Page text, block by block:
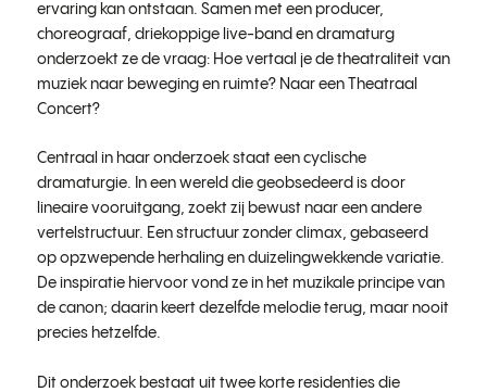
ervaring kan ontstaan. Samen met een producer,
choreograaf, driekoppige live-band en dramaturg
onderzoekt ze de vraag: Hoe vertaal je de theatraliteit van
muziek naar beweging en ruimte? Naar een Theatraal
Concert?
Centraal in haar onderzoek staat een cyclische
dramaturgie. In een wereld die geobsedeerd is door
lineaire vooruitgang, zoekt zij bewust naar een andere
vertelstructuur. Een structuur zonder climax, gebaseerd
op opzwepende herhaling en duizelingwekkende variatie.
De inspiratie hiervoor vond ze in het muzikale principe van
de canon; daarin keert dezelfde melodie terug, maar nooit
precies hetzelfde.
Dit onderzoek bestaat uit twee korte residenties die